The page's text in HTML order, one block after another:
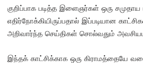
குறிப்பாக படித்த இளைஞர்கள் ஒரு
எதிர்நோக்கியிருப்பதால் இப்படியான
அறிவார்ந்த செய்திகள் சொல்வதும்
இந்தக் காட்சிக்காக ஒரு கிராமத்தையே